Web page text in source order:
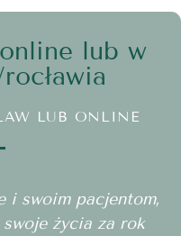
lub w
LUB ONLINE
i swoim pacjentom,
życia za rok